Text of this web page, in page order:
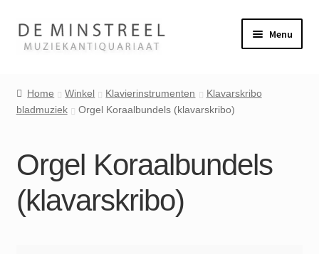
Ga
door
Ga
naar
Menu
Contact
Winkel
Home Winkel Klavierinstrumenten
Klavarskribo
bladmuziek
Orgel Koraalbundels (klavarskribo)
Orgel Koraalbundels
(klavarskribo)